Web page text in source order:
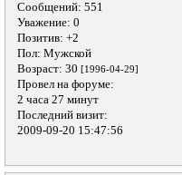
Сообщений: 551
Уважение: 0
Позитив: +2
Пол: Мужской
Возраст: 30 [1996-04-29]
Провел на форуме:
2 часа 27 минут
Последний визит:
2009-09-20 15:47:56